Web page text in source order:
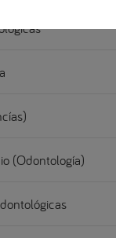
(Odontología)